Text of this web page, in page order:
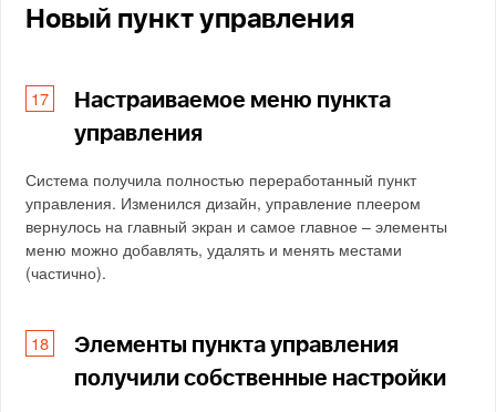
Новый пункт управления
Настраиваемое меню пункта
управления
Система получила полностью переработанный пункт
управления. Изменился дизайн, управление плеером
вернулось на главный экран и самое главное – элементы
меню можно добавлять, удалять и менять местами
(частично).
Элементы пункта управления
получили собственные настройки